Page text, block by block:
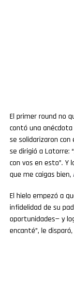
El primer round no
contó una
se solidarizaron
se dirigió a Latorre:
con vos en esto”. Y
que me caigas bien,
El hielo empezó a
infidelidad de su
oportunidades— y
encanté”, le